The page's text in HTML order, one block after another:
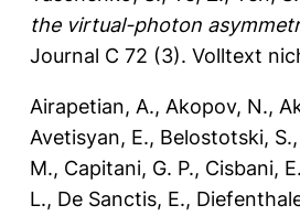
the virtual-photon
Journal C 72 (3). Volltext
Airapetian, A., Akopov, N.,
Avetisyan, E., Belostotski, S.,
M., Capitani, G. P., Cisbani, E.
L., De Sanctis, E.,